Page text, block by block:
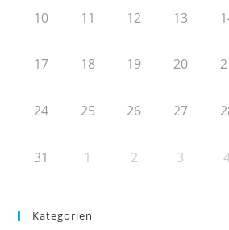
10 11 12 13
17 18 19 20
24 25 26 27
31 1 2 3
Kategorien